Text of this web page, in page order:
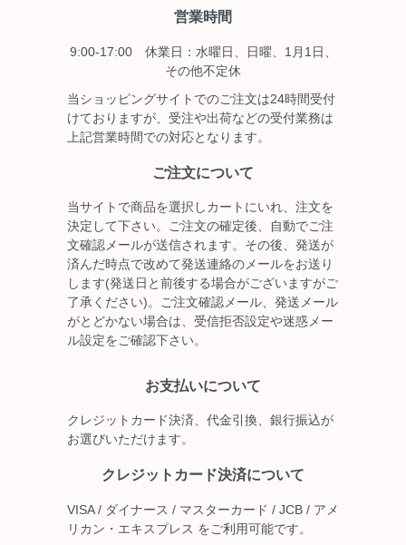
営業時間
9:00-17:00 休業日：水曜日、日曜、1月1日、
その他不定休
当ショッピングサイトでのご注文は24時間受付
けておりますが、受注や出荷などの受付業務は
上記営業時間での対応となります。
ご注文について
当サイトで商品を選択しカートにいれ、注文を
決定して下さい。ご注文の確定後、自動でご注
文確認メールが送信されます。その後、発送が
済んだ時点で改めて発送連絡のメールをお送り
します(発送日と前後する場合がございますがご
了承ください)。ご注文確認メール、発送メール
がとどかない場合は、受信拒否設定や迷惑メー
ル設定をご確認下さい。
お支払いについて
クレジットカード決済、代金引換、銀行振込が
お選びいただけます。
クレジットカード決済について
VISA / ダイナース / マスターカード / JCB / アメ
リカン・エキスプレス をご利用可能です。